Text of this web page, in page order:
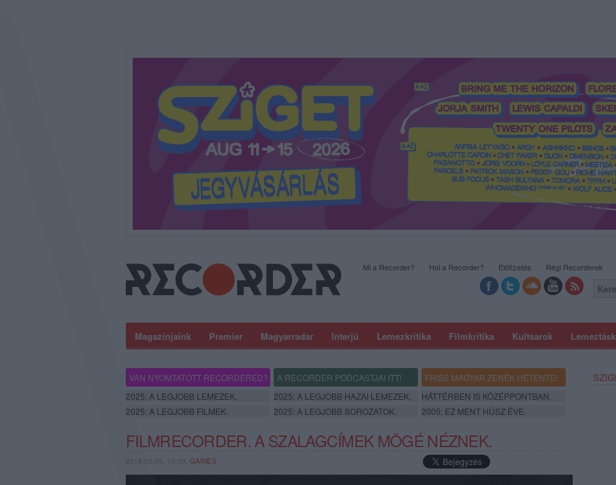
Magazinjaink Premier Magyarradar Interjú Lemezkritika Filmkritika Kultsarok
Mi a Recorder? Hol a Recorder? Előfizetés Régi Recorderek
VAN NYOMTATOTT RECORDERED? A RECORDER PODCASTJAI ITT!
FRISS MAGYAR ZENÉK HETENTE!
2025: A LEGJOBB LEMEZEK.
2025: A LEGJOBB HAZAI LEMEZEK.
HÁTTÉRBEN IS KÖZÉPPONTBAN.
2025: A LEGJOBB FILMEK.
2025: A LEGJOBB SOROZATOK. 2005: EZ MENT HÚSZ ÉVE.
FILMRECORDER. A SZALAGCÍMEK MÖGÉ NÉZNEK.
2018.05.05. 10:30, GAINES